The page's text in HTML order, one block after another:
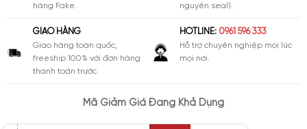
hàng Fake.
nguyên seal).
GIAO HÀNG
Giao hàng toàn quốc,
freeship 100% với đơn hàng
thanh toán trước.
HOTLINE: 0961 596 333
Hỗ trợ chuyên nghiệp mọi lúc
mọi nơi.
Mã Giảm Giá Đang Khả Dụng